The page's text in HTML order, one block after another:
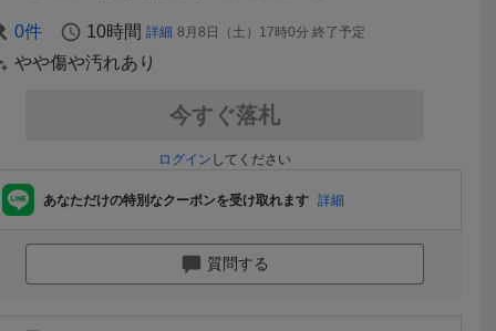
0件 10時間 詳細 8月8日（土）17時0分 終了予定
やや傷や汚れあり
今すぐ落札
ログイン してください
あなただけの特別なクーポンを受け取れます 詳細
質問する